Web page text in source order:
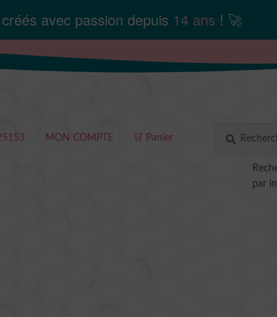
avec passion depuis 14 ans ! 🚀
MON COMPTE 🛒 Panier
pour :
RECHERCHE
par